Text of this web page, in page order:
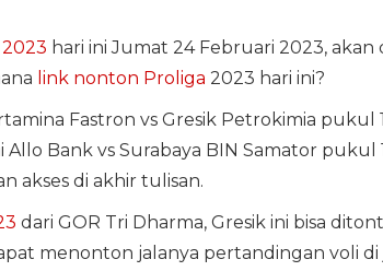
hari ini Jumat 24 Februari 2023, akan
link nonton Proliga 2023 hari ini?
Fastron vs Gresik Petrokimia pukul
Bank vs Surabaya BIN Samator pukul
akses di akhir tulisan.
dari GOR Tri Dharma, Gresik ini bisa
menonton jalanya pertandingan voli